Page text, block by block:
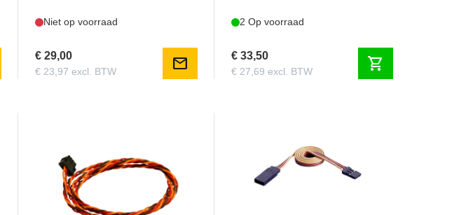
Niet op voorraad
€ 29,00
€ 23,97 excl. BTW mail
2 Op voorraad
€ 33,50
€ 27,69 excl. BTW shopping_cart